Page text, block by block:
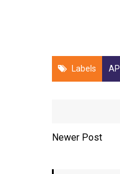
Labels
Newer Post